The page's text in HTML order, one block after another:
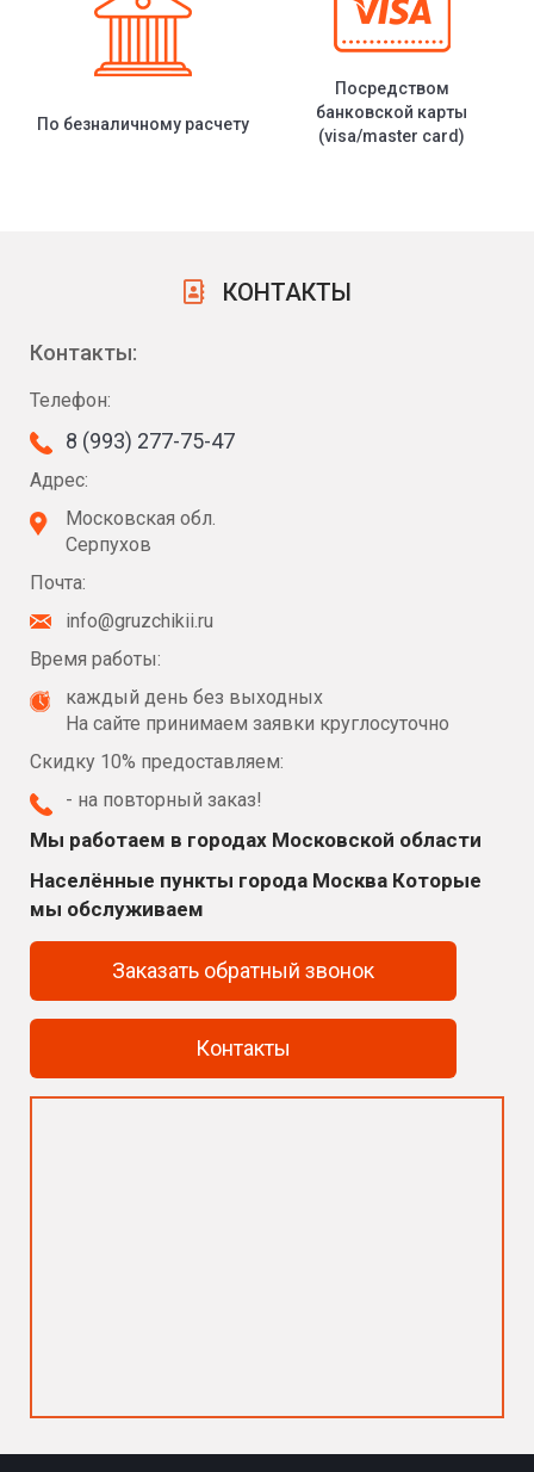
По безналичному расчету
Посредством
банковской карты
(visa/master card)
КОНТАКТЫ
Контакты:
Телефон:
8 (993) 277-75-47
Адрес:
Московская обл.
Серпухов
Почта:
info@gruzchikii.ru
Время работы:
каждый день без выходных
На сайте принимаем заявки круглосуточно
Скидку 10% предоставляем:
- на повторный заказ!
Мы работаем в городах Московской области
Населённые пункты города Москва Которые
мы обслуживаем
Заказать обратный звонок
Контакты